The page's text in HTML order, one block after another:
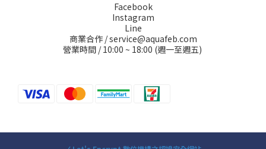
Facebook
Instagram
Line
商業合作 / service@aquafeb.com
營業時間 / 10:00 ~ 18:00 (週一至週五)